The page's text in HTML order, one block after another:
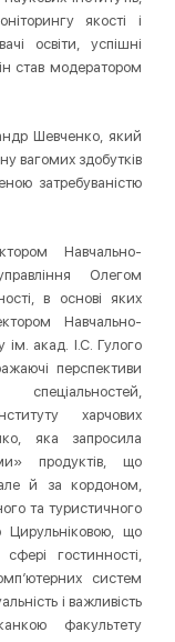
якості і
освіти, успішні
став модератором
Шевченко, який
вагомих здобутків
затребуваністю
Навчально-
Олегом
в основі яких
Навчально-
ім. акад. І.С. Гулого
перспективи
харчових
яка запросила
продуктів, що
й за кордоном,
та туристичного
Цирульніковою, що
гостинності,
систем
і важливість
факультету